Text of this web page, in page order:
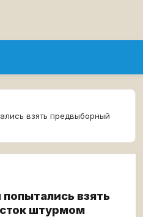
взять предвыборный
взять
штурмом